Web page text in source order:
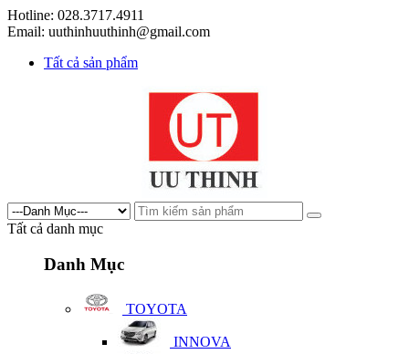
Hotline: 028.3717.4911
Email: uuthinhuuthinh@gmail.com
Tất cả sản phẩm
Tất cả danh mục
Danh Mục
TOYOTA
INNOVA